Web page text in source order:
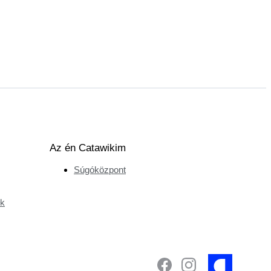
Az én Catawikim
Súgóközpont